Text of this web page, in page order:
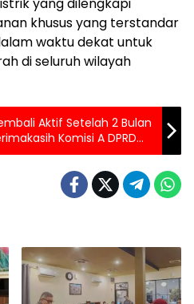
khusus yang terstandar
waktu dekat untuk
di seluruh wilayah
Aktif Setelah 2 Bulan
Komisi A DPRD
& Rekomendasinya